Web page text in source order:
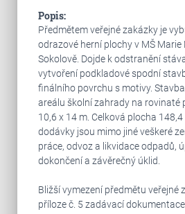
Popis:
Předmětem veřejné zakázky je
odrazové herní plochy v MŠ Marie
Sokolově. Dojde k odstranění
vytvoření podkladové spodní
finálního povrchu s motivy.
areálu školní zahrady na rovinaté
10,6 x 14 m. Celková plocha
dodávky jsou mimo jiné veškeré
práce, odvoz a likvidace odpadů,
dokončení a závěrečný úklid.
Bližší vymezení předmětu veřejné
příloze č. 5 zadávací dokumentace.